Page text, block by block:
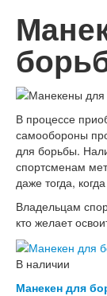
В процессе
самообороны
для борьбы.
спортсменам
даже тогда,
Владельцам
кто желает
В наличии
Манекен для